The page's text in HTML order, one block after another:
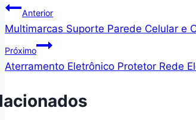
Navegação
de
Post
Anterior
Multimarcas Suporte Parede Celular e
Próximo
Aterramento Eletrônico Protetor Rede